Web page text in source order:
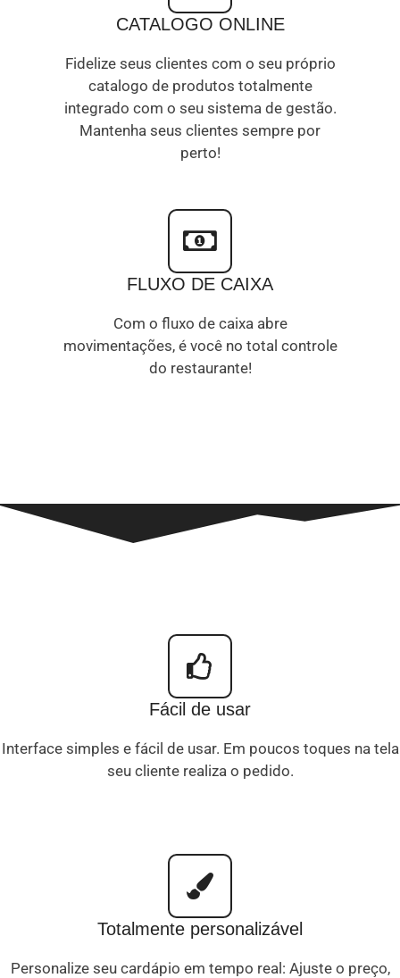
CATALOGO ONLINE
Fidelize seus clientes com o seu próprio
catalogo de produtos totalmente
integrado com o seu sistema de gestão.
Mantenha seus clientes sempre por
perto!
FLUXO DE CAIXA
Com o fluxo de caixa abre
movimentações, é você no total controle
do restaurante!
Fácil de usar
Interface simples e fácil de usar. Em poucos toques na tela
seu cliente realiza o pedido.
Totalmente personalizável
Personalize seu cardápio em tempo real: Ajuste o preço,